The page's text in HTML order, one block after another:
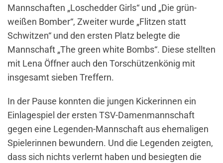
Mannschaften „Loschedder Girls“ und „Die grün-
weißen Bomber“, Zweiter wurde „Flitzen statt
Schwitzen“ und den ersten Platz belegte die
Mannschaft „The green white Bombs“. Diese stellten
mit Lena Öffner auch den Torschützenkönig mit
insgesamt sieben Treffern.
In der Pause konnten die jungen Kickerinnen ein
Einlagespiel der ersten TSV-Damenmannschaft
gegen eine Legenden-Mannschaft aus ehemaligen
Spielerinnen bewundern. Und die Legenden zeigten,
dass sich nichts verlernt haben und besiegten die